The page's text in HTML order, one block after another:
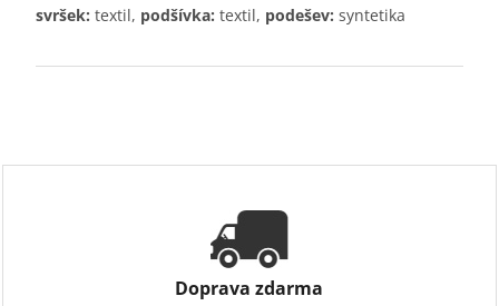
svršek: textil, podšívka: textil, podešev: syntetika
Doprava zdarma